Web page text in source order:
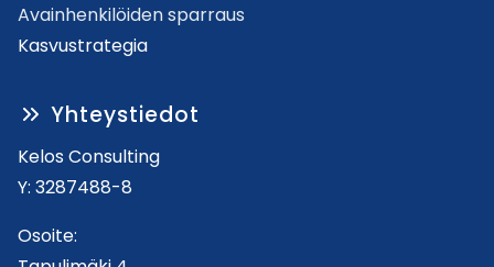
Avainhenkilöiden sparraus
Kasvustrategia
Yhteystiedot
Kelos Consulting
Y: 3287488-8
Osoite: